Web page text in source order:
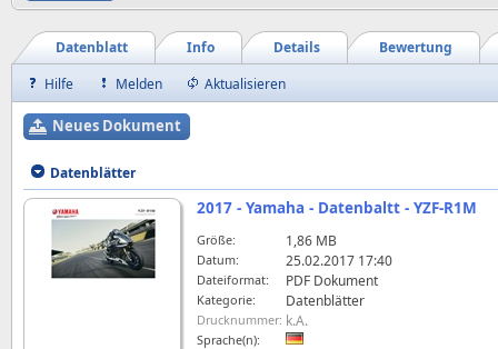
Bewertung
Details
Info
Datenblatt
Hilfe
Melden Aktualisieren
Neues Dokument
Datenblätter
2017 - Yamaha - Datenbaltt - YZF-R1M
Größe: 1,86 MB
Datum: 25.02.2017 17:40
Dateiformat: PDF Dokument
Kategorie: Datenblätter
Drucknummer: k.A.
Sprache(n):